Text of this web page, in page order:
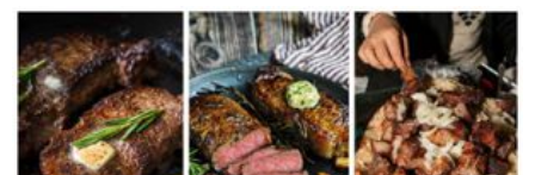
"ქალაქი დავთმე, მაგრამ
ქალურობა - არა. ვერ იჯერებენ
ფერმერი თუ ვარ" - როგორ
ცხოვრობს ახალგაზრდა ქალი,
რომელიც ქალაქიდან სოფლად
გადავიდა და ფერმერი გახდა
09:36 / 08-08-2026